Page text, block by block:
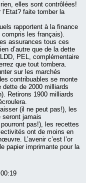
elles sont contrôlées!
faite tomber la
rapportent à la finance
les français).
assurances tous ces
d’autre que de la dette
PEL, complémentaire
que tout tombera.
sur les marchés
contribuables se monte
dette de 2000 milliards
Retirons 1900 milliards
(il ne peut pas!), les
seront jamais
pas!), les recettes
ont de moins en
L’avenir c’est l’or
papier imprimante pour la